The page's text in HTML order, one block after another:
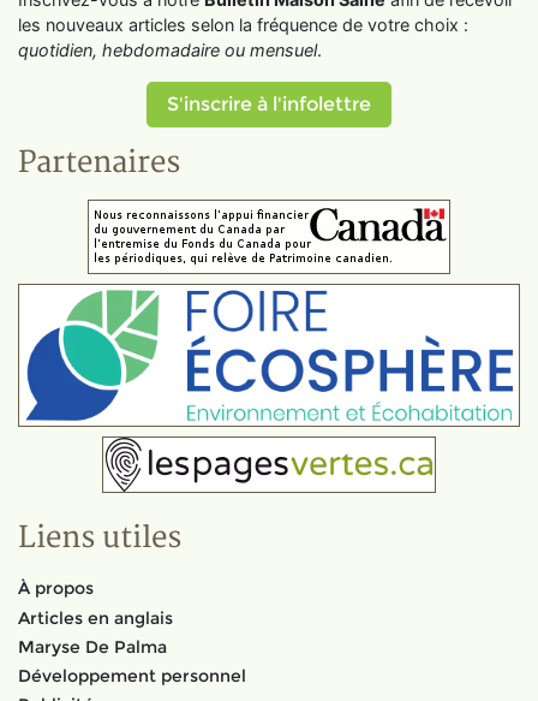
les nouveaux articles selon la fréquence de votre choix :
quotidien, hebdomadaire ou mensuel.
S'inscrire à l'infolettre
Partenaires
Liens utiles
À propos
Articles en anglais
Maryse De Palma
Développement personnel